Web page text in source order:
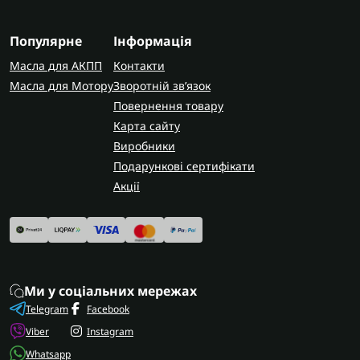
щоб гарантовано отримати сумісні комплектуючі.
AUTOSHIFT швидко та надійно доставляє
замовлення по всій Україні. У Запоріжжі
виконуємо діагностику електроніки цих коробок
передач з гарантією на виконані роботи.
Популярне
Масла для АКПП
Масла для Мотору
Інформація
Контакти
Зворотній зв’язок
Повернення товару
Карта сайту
Виробники
Подарункові сертифікати
Акції
Ми у соціальних мережах
Telegram
Viber
Whatsapp
Facebook
Instagram